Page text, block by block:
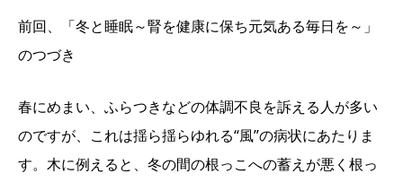
前回、「冬と睡眠～腎を健康に保ち元気ある毎日を～」
のつづき
春にめまい、ふらつきなどの体調不良を訴える人が多い
のですが、これは揺ら揺らゆれる“風”の病状にあたりま
す。木に例えると、冬の間の根っこへの蓄えが悪く根っ